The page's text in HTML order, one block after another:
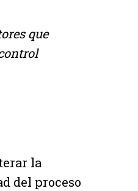
que
la
del proceso